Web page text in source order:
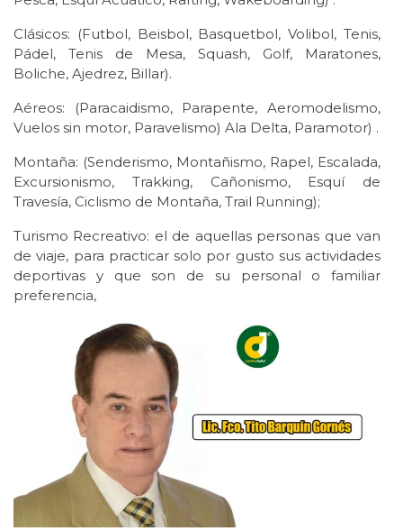
Clásicos: (Futbol, Beisbol, Basquetbol, Volibol, Tenis,
Pádel, Tenis de Mesa, Squash, Golf, Maratones,
Boliche, Ajedrez, Billar).
Aéreos: (Paracaidismo, Parapente, Aeromodelismo,
Vuelos sin motor, Paravelismo) Ala Delta, Paramotor) .
Montaña: (Senderismo, Montañismo, Rapel, Escalada,
Excursionismo, Trakking, Cañonismo, Esquí de
Travesía, Ciclismo de Montaña, Trail Running);
Turismo Recreativo: el de aquellas personas que van
de viaje, para practicar solo por gusto sus actividades
deportivas y que son de su personal o familiar
preferencia,